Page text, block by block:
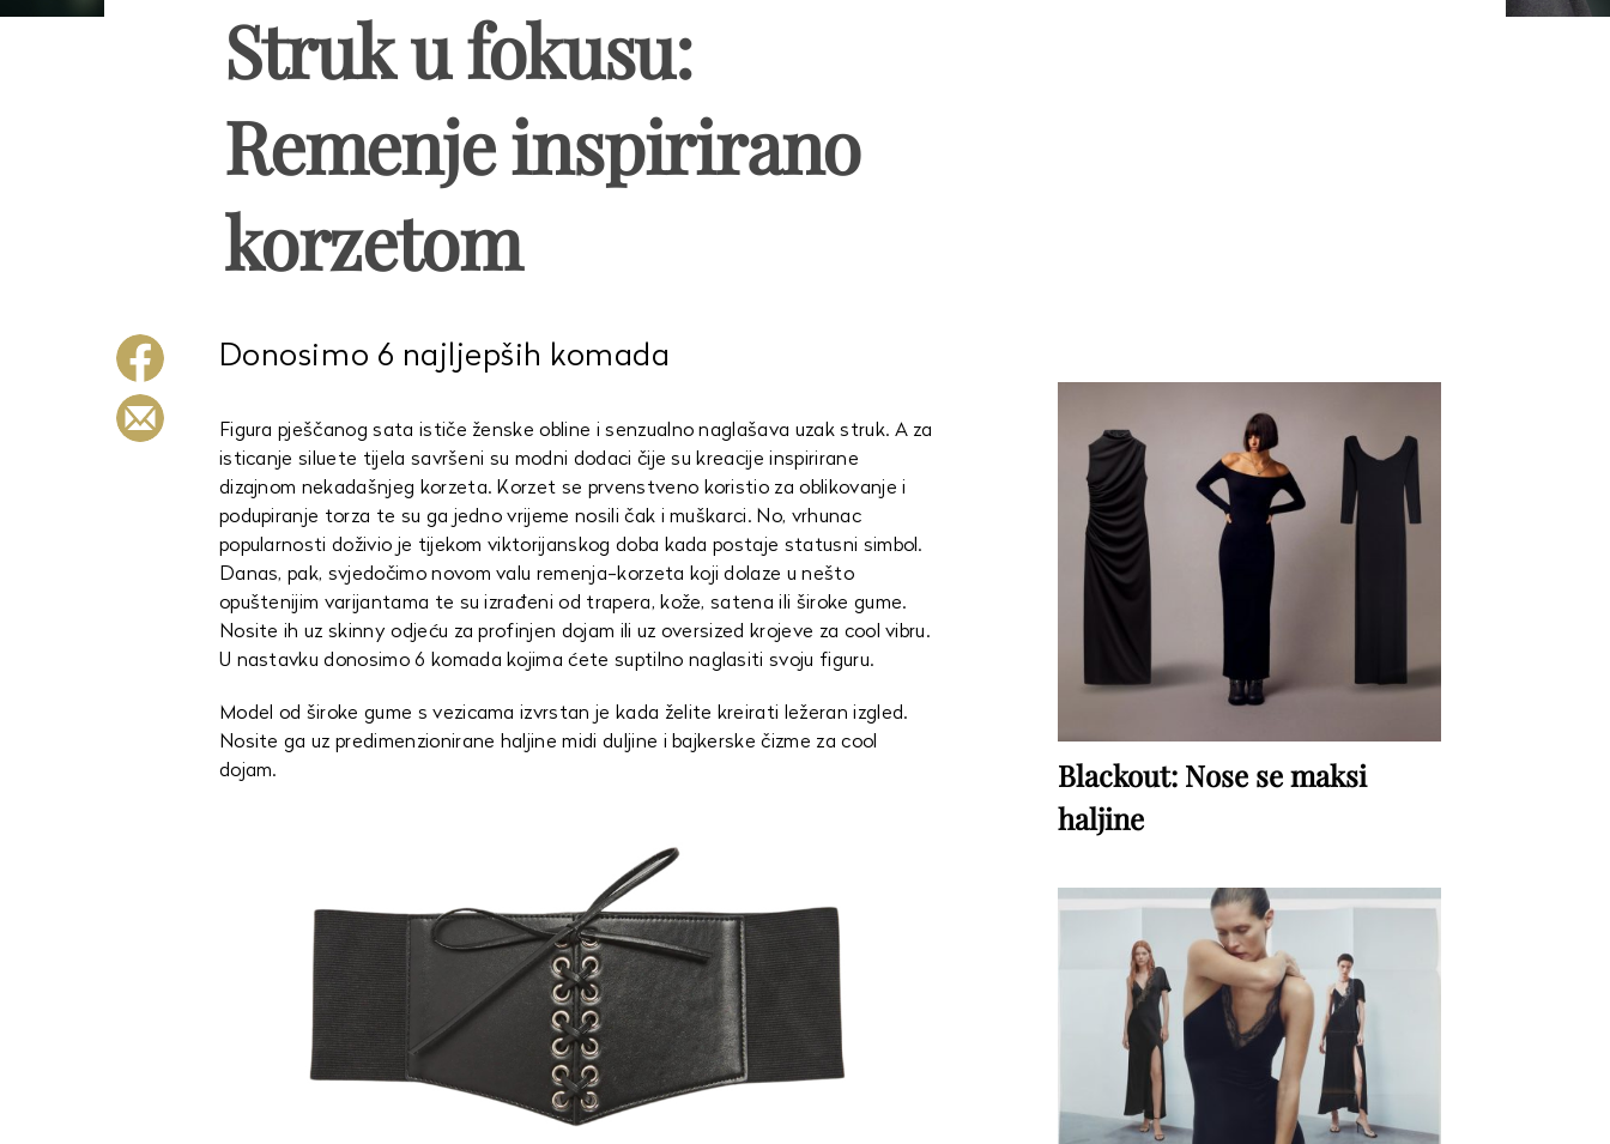
Struk u fokusu:
Remenje inspirirano
korzetom
Donosimo 6 najljepših komada
Figura pješčanog sata ističe ženske obline i senzualno naglašava uzak struk. A za
isticanje siluete tijela savršeni su modni dodaci čije su kreacije inspirirane
dizajnom nekadašnjeg korzeta. Korzet se prvenstveno koristio za oblikovanje i
podupiranje torza te su ga jedno vrijeme nosili čak i muškarci. No, vrhunac
popularnosti doživio je tijekom viktorijanskog doba kada postaje statusni simbol.
Danas, pak, svjedočimo novom valu remenja-korzeta koji dolaze u nešto
opuštenijim varijantama te su izrađeni od trapera, kože, satena ili široke gume.
Nosite ih uz skinny odjeću za profinjen dojam ili uz oversized krojeve za cool vibru.
U nastavku donosimo 6 komada kojima ćete suptilno naglasiti svoju figuru.
Model od široke gume s vezicama izvrstan je kada želite kreirati ležeran izgled.
Nosite ga uz predimenzionirane haljine midi duljine i bajkerske čizme za cool
dojam.
Blackout: Nose se maksi
haljine